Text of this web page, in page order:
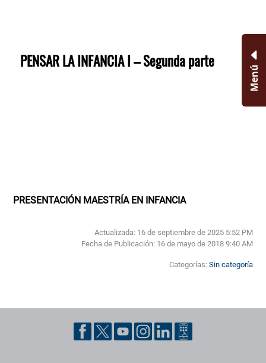
PENSAR LA INFANCIA I – Segunda parte
PRESENTACIÓN MAESTRÍA EN INFANCIA
Actualizada: 16 de septiembre de 2025 5:52 PM
Fecha de Publicación: 16 de mayo de 2018 9:40 AM
Categorías: Sin categoría
Menú
Pie de página con información de contacto, redes sociales y datos